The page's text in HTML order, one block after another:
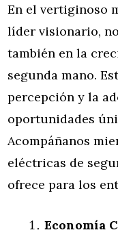
En el vertiginoso
líder visionario,
también en la
segunda mano.
percepción y la
oportunidades
Acompáñanos
eléctricas de
ofrece para los
Economía